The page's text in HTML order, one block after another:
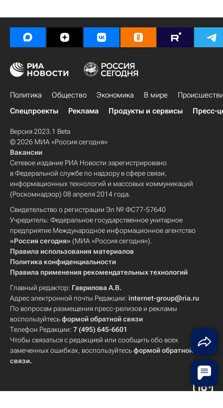
Политика Общество Экономика В мире
Спецпроекты
Реклама Продукты и сервисы Пресс-
Версия 2023.1 Beta
© 2026 МИА «Россия сегодня»
Вакансии
Сетевое издание РИА Новости зарегистрировано
в Федеральной службе по надзору в сфере связи,
информационных технологий и массовых коммуникаций
(Роскомнадзор) 08 апреля 2014 года.
Свидетельство о регистрации Эл № ФС77-57640
Учредитель: Федеральное государственное унитарное
предприятие Международное информационное агентство
«Россия сегодня» (МИА «Россия сегодня»).
Правила использования материалов
Политика конфиденциальности
Правила применения рекомендательных технологий
Главный редактор: Гаврилова А.В.
Адрес электронной почты Редакции: internet-group@ria.ru
По вопросам размещения пресс-релизов и рекламы
воспользуйтесьформой обратной связи
Телефон Редакции: 7 (495) 645-6601
Чтобы связаться с редакцией или сообщить обо всех
замеченных ошибках, воспользуйтесьформой обратной
связи.
Лента новостей